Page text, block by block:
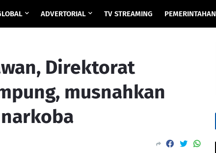
ADVERTORIAL TV STREAMING PEMERINTAHAN
Direktorat
musnahkan